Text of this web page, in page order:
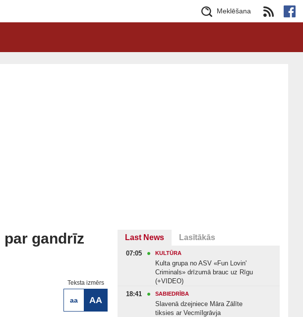
Meklēšana
gandrīz
Teksta izmērs
aa AA
Last News Lasītākās
07:05 KULTŪRA
Kulta grupa no ASV «Fun Lovin'
Criminals» drīzumā brauc uz Rīgu
(+VIDEO)
18:41
SABIEDRĪBA
Slavenā dzejniece Māra Zālīte
tiksies ar Vecmīlgrāvja